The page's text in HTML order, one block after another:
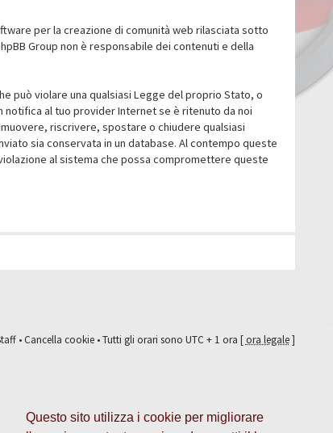
Questo sito utilizza i cookie per migliorare
per la creazione di comunità web rilasciata sotto
Group non è responsabile dei contenuti e della
può violare una qualsiasi Legge del proprio Stato, o
notifica al tuo provider Internet se è ritenuto da noi
riscrivere, spostare o chiudere qualsiasi
sia conservata in un database. Al contempo queste
al sistema che possa compromettere queste
•Cancella cookie• Tutti gli orari sono UTC + 1 ora [ora legale]